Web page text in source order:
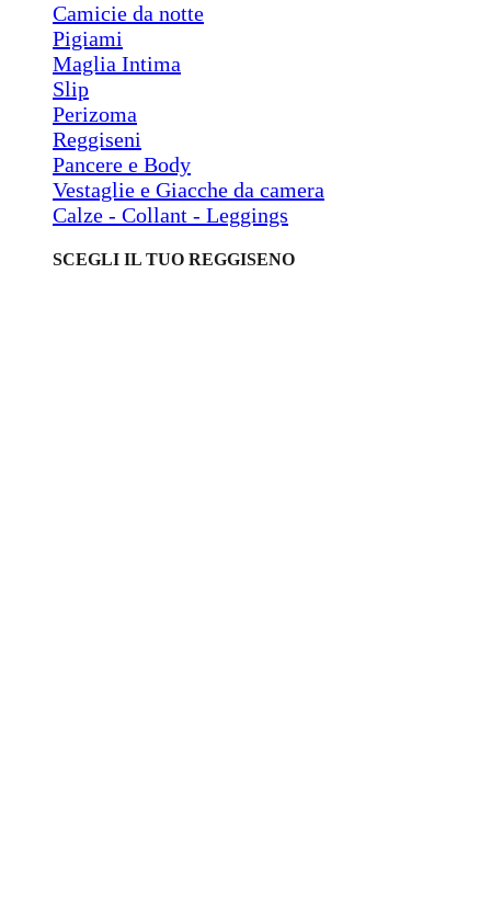
Camicie da notte
Pigiami
Maglia Intima
Slip
Perizoma
Reggiseni
Pancere e Body
Vestaglie e Giacche da camera
Calze - Collant - Leggings
SCEGLI IL TUO REGGISENO